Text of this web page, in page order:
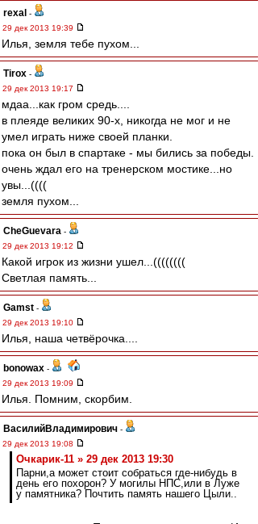
rexal -
29 дек 2013 19:39
Илья, земля тебе пухом...
Tirox -
29 дек 2013 19:17
мдаа...как гром средь....
в плеяде великих 90-х, никогда не мог и не
умел играть ниже своей планки.
пока он был в спартаке - мы бились за победы.
очень ждал его на тренерском мостике...но
увы...((((
земля пухом...
CheGuevara -
29 дек 2013 19:12
Какой игрок из жизни ушел...((((((((
Светлая память...
Gamst -
29 дек 2013 19:10
Илья, наша четвёрочка....
bonowax -
29 дек 2013 19:09
Илья. Помним, скорбим.
ВасилийВладимирович -
29 дек 2013 19:08
Очкарик-11 » 29 дек 2013 19:30
Парни,а может стоит собраться где-нибудь в
день его похорон? У могилы НПС,или в Луже
у памятника? Почтить память нашего Цыли..